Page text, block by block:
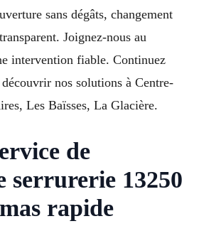
sans dégâts, changement
Joignez-nous au
intervention fiable. Continuez
nos solutions à Centre-
Les Baïsses, La Glacière.
de
serrurerie 13250
rapide